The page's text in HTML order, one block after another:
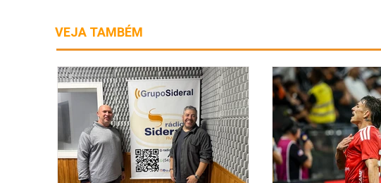
VEJA TAMBÉM